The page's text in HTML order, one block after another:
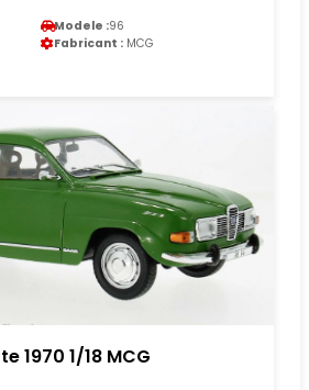
Modele :96
Fabricant : MCG
1970 1/18 MCG